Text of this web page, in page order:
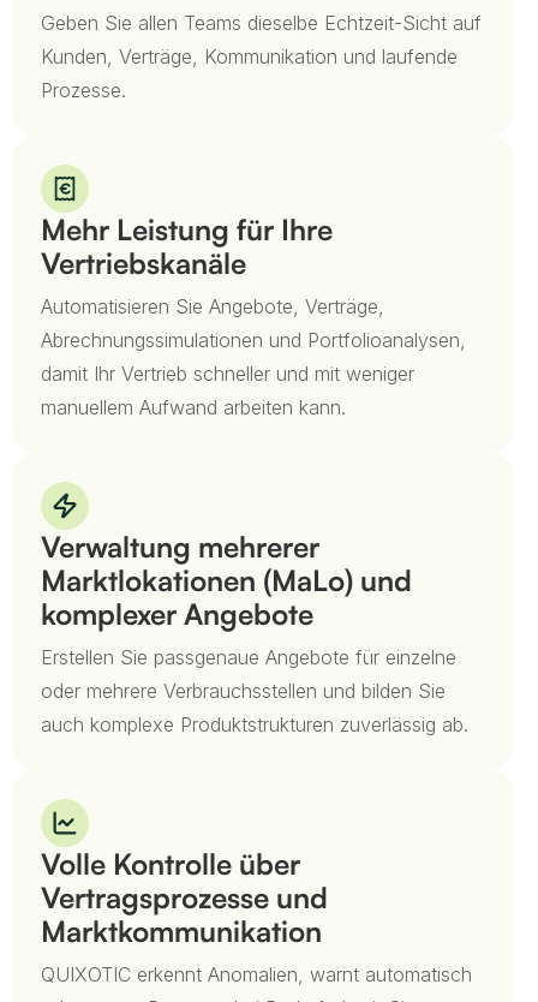
Geben Sie allen Teams dieselbe Echtzeit-Sicht auf
Kunden, Verträge, Kommunikation und laufende
Prozesse.
Mehr Leistung für Ihre
Vertriebskanäle
Automatisieren Sie Angebote, Verträge,
Abrechnungssimulationen und Portfolioanalysen,
damit Ihr Vertrieb schneller und mit weniger
manuellem Aufwand arbeiten kann.
Verwaltung mehrerer
Marktlokationen (MaLo) und
komplexer Angebote
Erstellen Sie passgenaue Angebote für einzelne
oder mehrere Verbrauchsstellen und bilden Sie
auch komplexe Produktstrukturen zuverlässig ab.
Volle Kontrolle über
Vertragsprozesse und
Marktkommunikation
QUIXOTIC erkennt Anomalien, warnt automatisch